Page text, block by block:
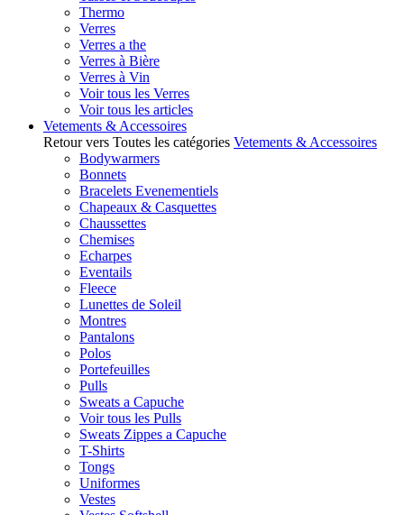
Thermo
Verres
Verres a the
Verres à Bière
Verres à Vin
Voir tous les Verres
Voir tous les articles
Vetements & Accessoires
Retour vers Toutes les catégories Vetements & Accessoires
Bodywarmers
Bonnets
Bracelets Evenementiels
Chapeaux & Casquettes
Chaussettes
Chemises
Echarpes
Eventails
Fleece
Lunettes de Soleil
Montres
Pantalons
Polos
Portefeuilles
Pulls
Sweats a Capuche
Voir tous les Pulls
Sweats Zippes a Capuche
T-Shirts
Tongs
Uniformes
Vestes